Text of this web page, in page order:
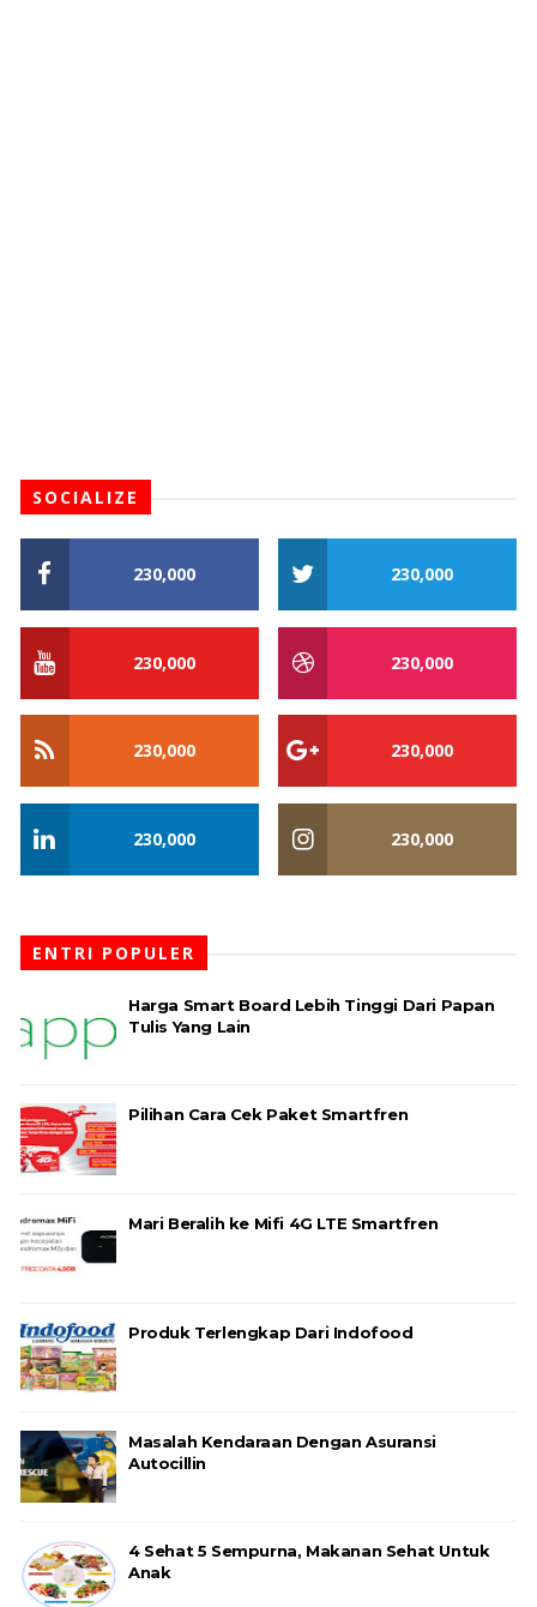
SOCIALIZE
230,000 230,000
230,000 230,000
230,000 230,000
230,000 230,000
ENTRI POPULER
Harga Smart Board Lebih Tinggi Dari Papan
Tulis Yang Lain
Pilihan Cara Cek Paket Smartfren
Mari Beralih ke Mifi 4G LTE Smartfren
Produk Terlengkap Dari Indofood
Masalah Kendaraan Dengan Asuransi
Autocillin
4 Sehat 5 Sempurna, Makanan Sehat Untuk
Anak